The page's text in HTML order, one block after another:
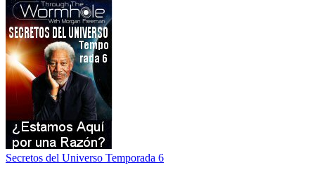
Secretos del Universo Temporada 6